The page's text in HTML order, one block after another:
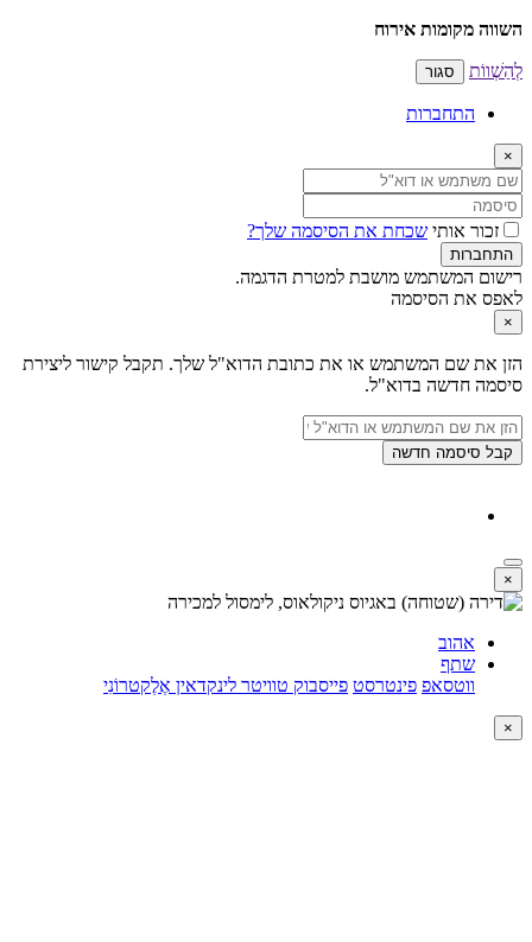
הסיסמה שלך?
למטרת הדגמה.
את כתובת הדוא"ל שלך. תקבל קישור ליצירת
פייסבוקטוויטרלינקדאיןאֶלֶקטרוֹנִי